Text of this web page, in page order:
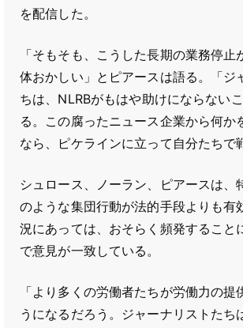
を配信した。
「そもそも、こうした長期の業務停止
体おかしい」とピアースは語る。「ジ
ちは、NLRBがもはや助けにならない
る。この腐ったニュース企業から何か
なら、ピケラインに立って自分たちで
シュロース、ノーラン、ピアースは、
のような集団行動が法的手段よりも有
況にあっては、おそらく頻発すること
で意見が一致している。
「より多くの労働者たちが労働力の提
うになるだろう。ジャーナリストたち